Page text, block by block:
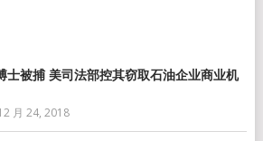
士被捕 美司法部控其窃取石油企业商业机
月 24, 2018